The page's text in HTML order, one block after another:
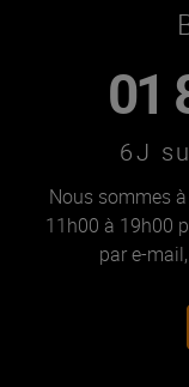
01
6J
Nous sommes
11h00 à 19h00
par e-